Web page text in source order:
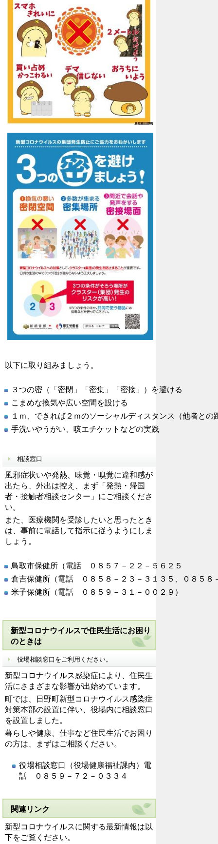
以下に取り組みましょう。
３つの密（「密閉」「密集」「密接」）を避ける
こまめな換気や広い空間を設ける
１ｍ、できれば２ｍのソーシャルディスタンス（他者との
手洗いやうがい、咳エチケットなどの実践
相談窓口
風邪症状いや発熱、味覚・嗅覚に違和感が
出たら、外出は控え、まず「発熱・帰国
者・接触者相談センター」にご相談くださ
い。
また、医療機関を受診したいと思ったとき
は、事前に電話して指示に従うようにしま
しょう。
鳥取市保健所（電話 ０８５７－２２－５６２５
倉吉保健所（電話 ０８５８－２３－３１３５、０８５８
米子保健所（電話 ０８５９－３１－００２９）
新型コロナウイルスで住民生活にお困り
のときは
役場相談窓口をご利用ください。
新型コロナウイルス感染症により、住民生
活にさまざまな影響が出始めています。
町では、日野町新型コロナウイルス感染症
対策本部の設置に伴い、役場内に相談窓口
を設置しました。
暮らしや健康、仕事など住民生活でお困り
の方は、まずはご相談ください。
役場相談窓口（役場健康福祉課内）電
話 ０８５９－７２－０３３４
関連リンク
新型コロナウイルスに関する最新情報は以
下をご覧ください。